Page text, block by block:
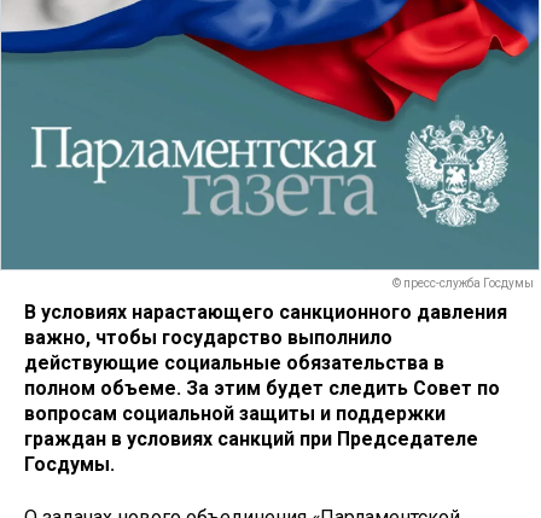
© пресс-служба Госдумы
В условиях нарастающего санкционного давления
важно, чтобы государство выполнило
действующие социальные обязательства в
полном объеме. За этим будет следить Совет по
вопросам социальной защиты и поддержки
граждан в условиях санкций при Председателе
Госдумы.